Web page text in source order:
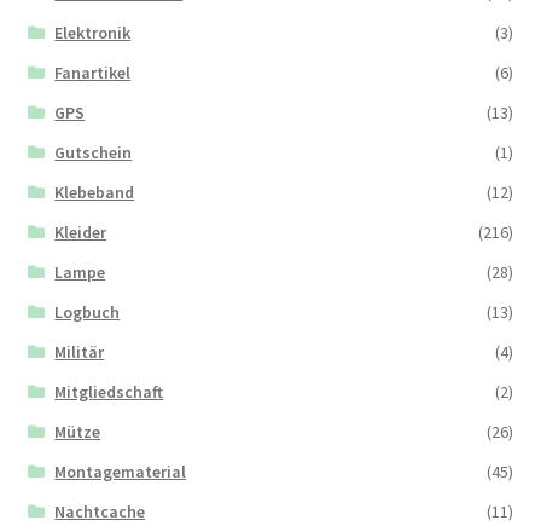
Elektronik
(3)
Fanartikel
(6)
GPS
(13)
Gutschein
(1)
Klebeband
(12)
Kleider
(216)
Lampe
(28)
Logbuch
(13)
Militär
(4)
Mitgliedschaft
(2)
Mütze
(26)
Montagematerial
(45)
Nachtcache
(11)